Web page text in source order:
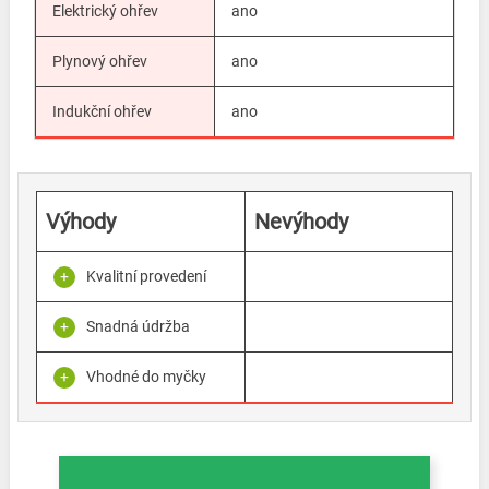
Elektrický ohřev ano
Plynový ohřev ano
Indukční ohřev ano
Výhody Nevýhody
Kvalitní provedení
Snadná údržba
Vhodné do myčky